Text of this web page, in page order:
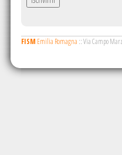
FISM Emilia Romagna ::Via Campo